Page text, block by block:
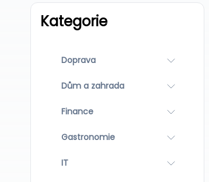
Kategorie
Doprava
Dům a zahrada
Finance
Gastronomie
IT